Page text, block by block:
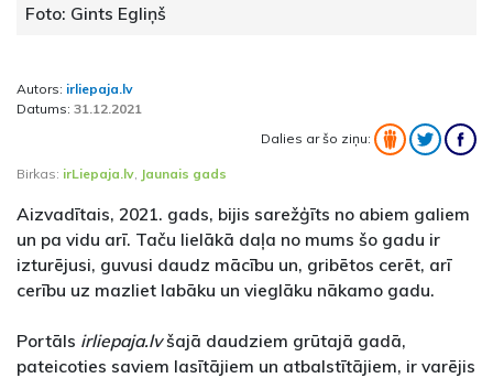
Foto: Gints Egliņš
Autors: irliepaja.lv
Datums: 31.12.2021
Dalies ar šo ziņu:
Birkas: irLiepaja.lv Jaunais gads
Aizvadītais, 2021. gads, bijis sarežģīts no abiem galiem
un pa vidu arī. Taču lielākā daļa no mums šo gadu ir
izturējusi, guvusi daudz mācību un, gribētos cerēt, arī
cerību uz mazliet labāku un vieglāku nākamo gadu.
Portāls irliepaja.lvšajā daudziem grūtajā gadā,
pateicoties saviem lasītājiem un atbalstītājiem, ir varējis